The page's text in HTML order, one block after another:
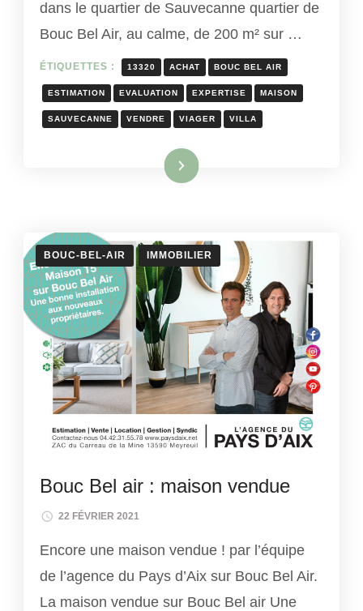
dans le quartier de Sauvecanne quartier de
Bouc Bel Air, au calme, de 200 m² sur …
ÉTIQUETTES : 13320 ACHAT BOUC BEL AIR
ESTIMATION EVALUATION EXPERTISE MAISON
SAUVECANNE VENDRE VIAGER VILLA
Lire la suite
BOUC-BEL-AIR IMMOBILIER
Bouc Bel air : maison vendue
22 FÉVRIER 2021
Encore une maison vendue ! par l’équipe
de l’agence du Pays d’Aix sur Bouc Bel Air.
La maison vendue sur Bouc Bel air Une